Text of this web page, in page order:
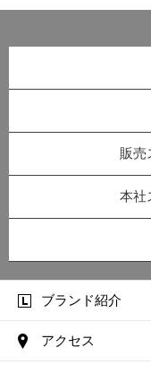
販売
本社
ブランド紹介
アクセス